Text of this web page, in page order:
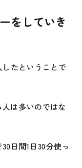
をしていき
たということで
は多いのではな
日間1日30分使っ